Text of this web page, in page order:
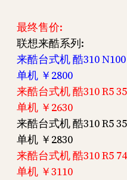
最终售价:
联想来酷系列:
来酷台式机 酷310
单机 ￥2800
来酷台式机 酷310 R5
单机 ￥2630
来酷台式机 酷310 R5
单机 ￥2830
来酷台式机 酷310 R5
单机 ￥3110